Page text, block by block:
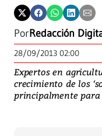
PorRedacción
28/09/2013 02:00
Expertos en
crecimiento de los
principalmente